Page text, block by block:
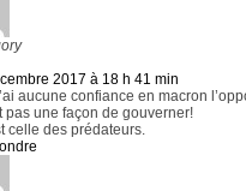
2017 à 18 h 41 min
aucune confiance en macron
pas une façon de gouverner!
celle des prédateurs.